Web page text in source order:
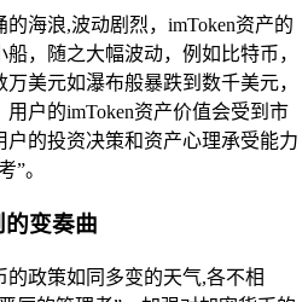
海浪,波动剧烈，imToken资产的
，随之大幅波动，例如比特币，
美元如瀑布般暴跌到数千美元，
户的imToken资产价值会受到市
的投资决策和资产心理承受能力
”。
的变奏曲
政策如同多变的天气,各不相